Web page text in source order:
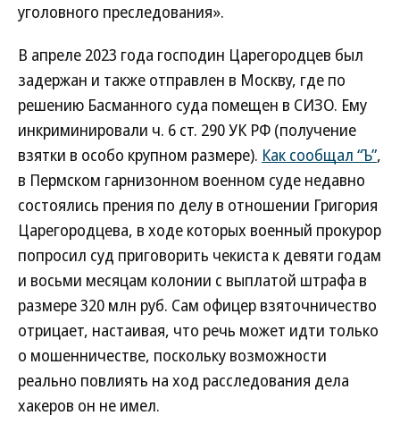
уголовного преследования».
В апреле 2023 года господин Царегородцев был
задержан и также отправлен в Москву, где по
решению Басманного суда помещен в СИЗО. Ему
инкриминировали ч. 6 ст. 290 УК РФ (получение
взятки в особо крупном размере). Как сообщал “Ъ”,
в Пермском гарнизонном военном суде недавно
состоялись прения по делу в отношении Григория
Царегородцева, в ходе которых военный прокурор
попросил суд приговорить чекиста к девяти годам
и восьми месяцам колонии с выплатой штрафа в
размере 320 млн руб. Сам офицер взяточничество
отрицает, настаивая, что речь может идти только
о мошенничестве, поскольку возможности
реально повлиять на ход расследования дела
хакеров он не имел.